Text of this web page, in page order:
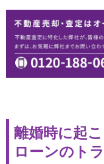
離婚時に起
ローンのト